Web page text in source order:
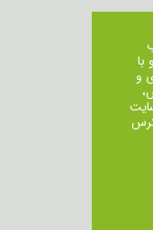
و